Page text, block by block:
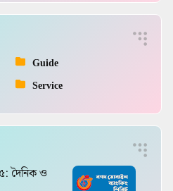
Guide
Service
দৈনিক ও